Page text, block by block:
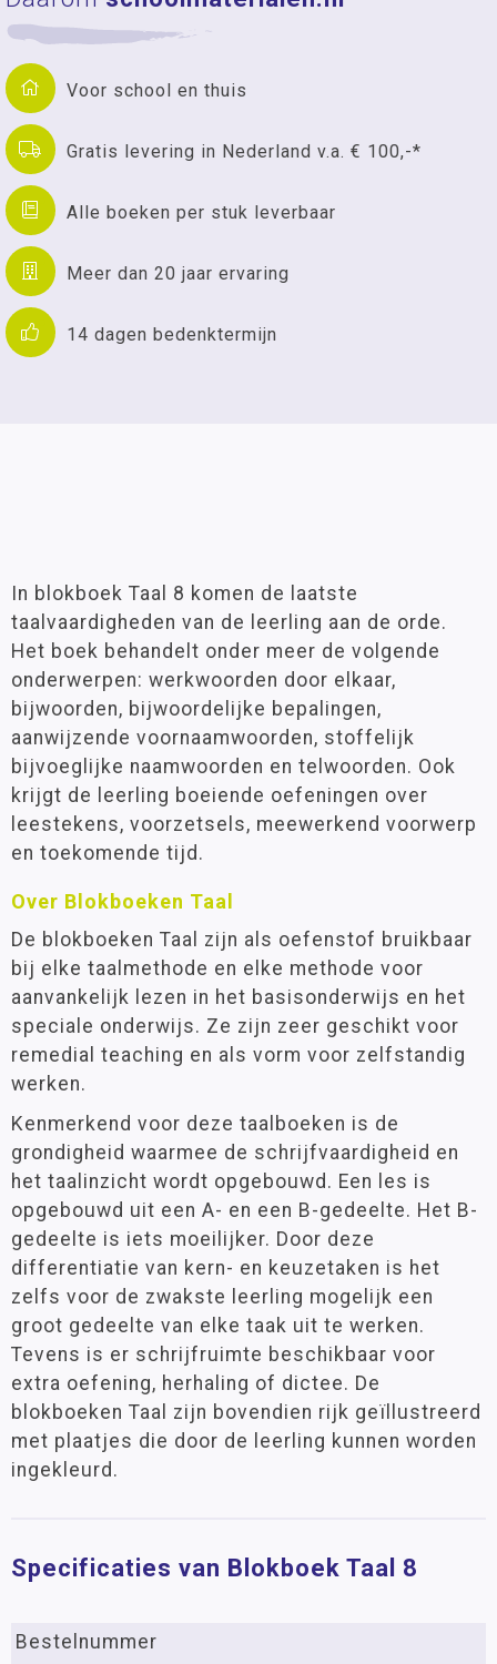
Voor school en thuis
Gratis levering in Nederland v.a. € 100,-*
Alle boeken per stuk leverbaar
Meer dan 20 jaar ervaring
14 dagen bedenktermijn
In blokboek Taal 8 komen de laatste
taalvaardigheden van de leerling aan de orde.
Het boek behandelt onder meer de volgende
onderwerpen: werkwoorden door elkaar,
bijwoorden, bijwoordelijke bepalingen,
aanwijzende voornaamwoorden, stoffelijk
bijvoeglijke naamwoorden en telwoorden. Ook
krijgt de leerling boeiende oefeningen over
leestekens, voorzetsels, meewerkend voorwerp
en toekomende tijd.
Over Blokboeken Taal
De blokboeken Taal zijn als oefenstof bruikbaar
bij elke taalmethode en elke methode voor
aanvankelijk lezen in het basisonderwijs en het
speciale onderwijs. Ze zijn zeer geschikt voor
remedial teaching en als vorm voor zelfstandig
werken.
Kenmerkend voor deze taalboeken is de
grondigheid waarmee de schrijfvaardigheid en
het taalinzicht wordt opgebouwd. Een les is
opgebouwd uit een A- en een B-gedeelte. Het B-
gedeelte is iets moeilijker. Door deze
differentiatie van kern- en keuzetaken is het
zelfs voor de zwakste leerling mogelijk een
groot gedeelte van elke taak uit te werken.
Tevens is er schrijfruimte beschikbaar voor
extra oefening, herhaling of dictee. De
blokboeken Taal zijn bovendien rijk geïllustreerd
met plaatjes die door de leerling kunnen worden
ingekleurd.
Specificaties van Blokboek Taal 8
Bestelnummer